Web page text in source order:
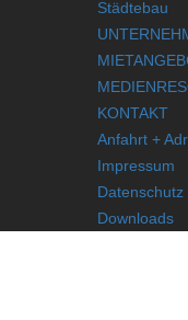
Städtebau
KONTAKT
Anfahrt +
Impressum
Datenschutz
Downloads